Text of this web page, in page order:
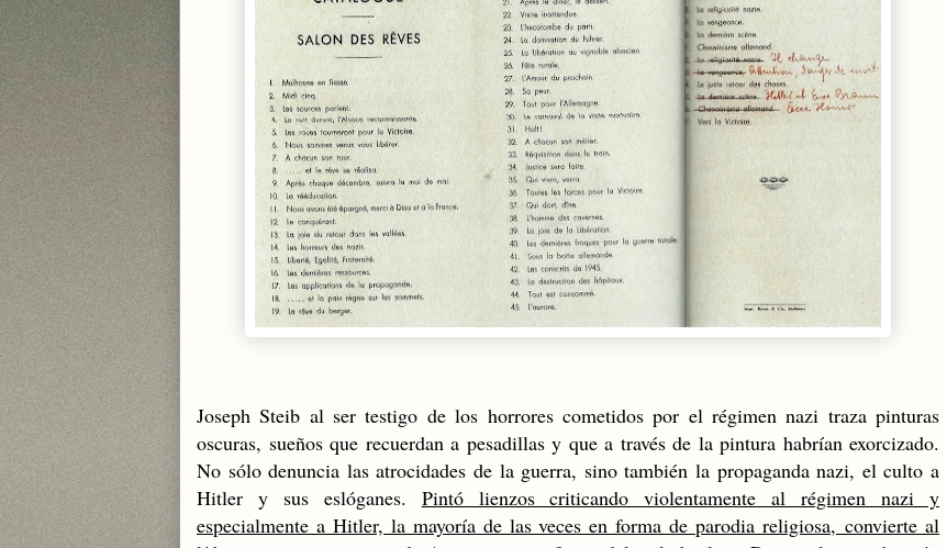
Joseph Steib al ser testigo de los horrores cometidos por el régimen nazi traza pinturas
oscuras, sueños que recuerdan a pesadillas y que a través de la pintura habrían exorcizado.
No sólo denuncia las atrocidades de la guerra, sino también la propaganda nazi, el culto a
Hitler y sus eslóganes. Pintó lienzos criticando violentamente al régimen nazi y
especialmente a Hitler, la mayoría de las veces en forma de parodia religiosa, convierte al